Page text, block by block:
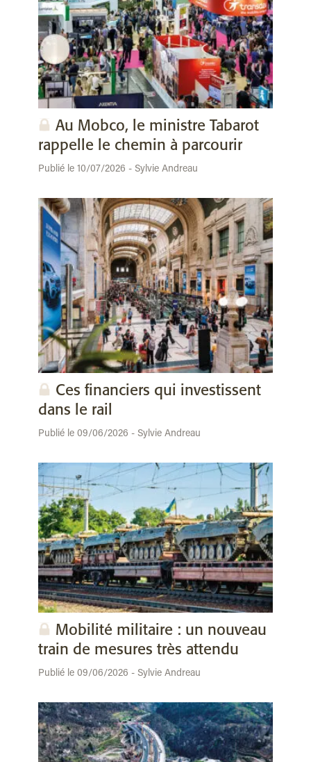
Au Mobco, le ministre Tabarot
rappelle le chemin à parcourir
Publié le 10/07/2026 - Sylvie Andreau
Ces financiers qui investissent
dans le rail
Publié le 09/06/2026 - Sylvie Andreau
Mobilité militaire : un nouveau
train de mesures très attendu
Publié le 09/06/2026 - Sylvie Andreau